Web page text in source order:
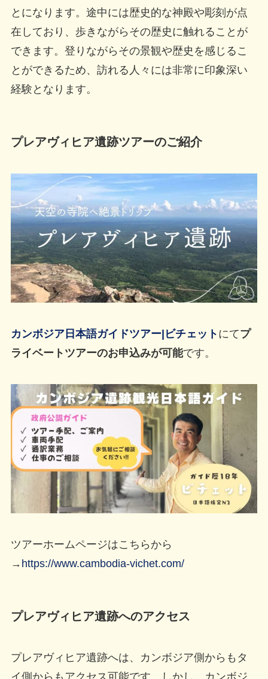
とになります。途中には歴史的な神殿や彫刻が点
在しており、歩きながらその歴史に触れることが
できます。登りながらその景観や歴史を感じるこ
とができるため、訪れる人々には非常に印象深い
経験となります。
プレアヴィヒア遺跡ツアーのご紹介
カンボジア日本語ガイドツアー|ビチェット にてプ
ライベートツアーのお申込みが可能です。
ツアーホームページはこちらから
→ https://www.cambodia-vichet.com/
プレアヴィヒア遺跡へのアクセス
プレアヴィヒア遺跡へは、カンボジア側からもタ